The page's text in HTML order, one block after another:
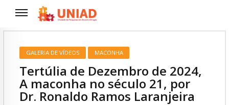
GALERIA DE VÍDEOS MACONHA
Tertúlia de Dezembro de 2024,
A maconha no século 21, por
Dr. Ronaldo Ramos Laranjeira